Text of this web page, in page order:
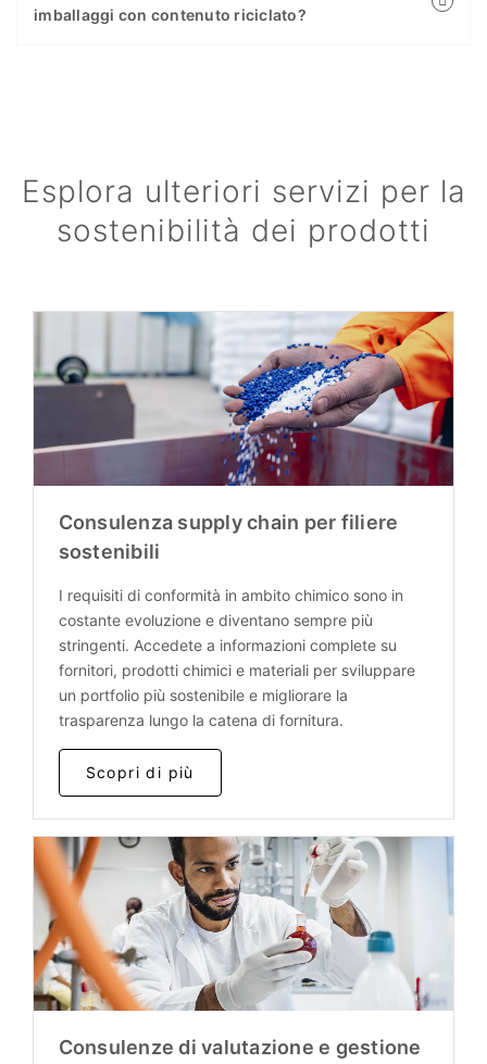
imballaggi con contenuto riciclato?
Esplora ulteriori servizi per la
sostenibilità dei prodotti
Consulenza supply chain per filiere
sostenibili
I requisiti di conformità in ambito chimico sono in
costante evoluzione e diventano sempre più
stringenti. Accedete a informazioni complete su
fornitori, prodotti chimici e materiali per sviluppare
un portfolio più sostenibile e migliorare la
trasparenza lungo la catena di fornitura.
Scopri di più
Consulenze di valutazione e gestione